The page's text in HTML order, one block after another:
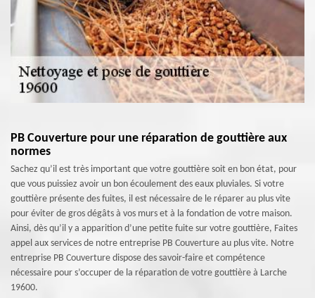
PB Couverture pour une réparation de gouttière aux
normes
Sachez qu’il est très important que votre gouttière soit en bon état, pour
que vous puissiez avoir un bon écoulement des eaux pluviales. Si votre
gouttière présente des fuites, il est nécessaire de le réparer au plus vite
pour éviter de gros dégâts à vos murs et à la fondation de votre maison.
Ainsi, dès qu’il y a apparition d’une petite fuite sur votre gouttière, Faites
appel aux services de notre entreprise PB Couverture au plus vite. Notre
entreprise PB Couverture dispose des savoir-faire et compétence
nécessaire pour s’occuper de la réparation de votre gouttière à Larche
19600.